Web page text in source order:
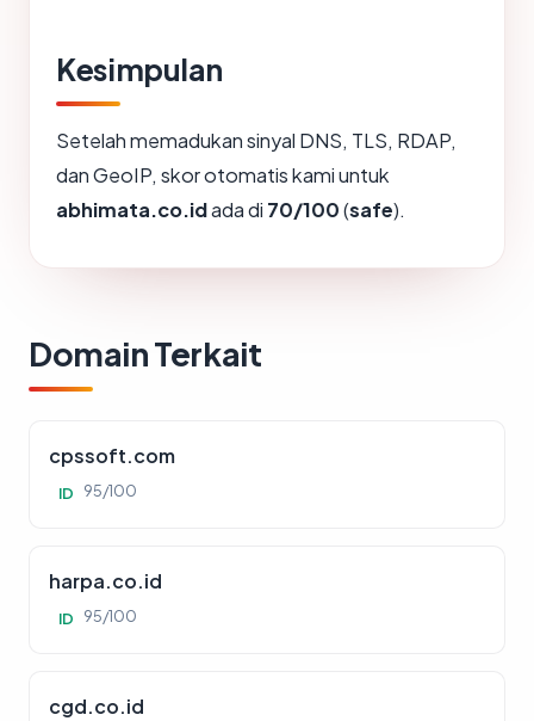
Kesimpulan
Setelah memadukan sinyal DNS, TLS, RDAP,
dan GeoIP, skor otomatis kami untuk
abhimata.co.idada di 70/100(safe).
Domain Terkait
cpssoft.com
ID 95/100
harpa.co.id
ID 95/100
cgd.co.id